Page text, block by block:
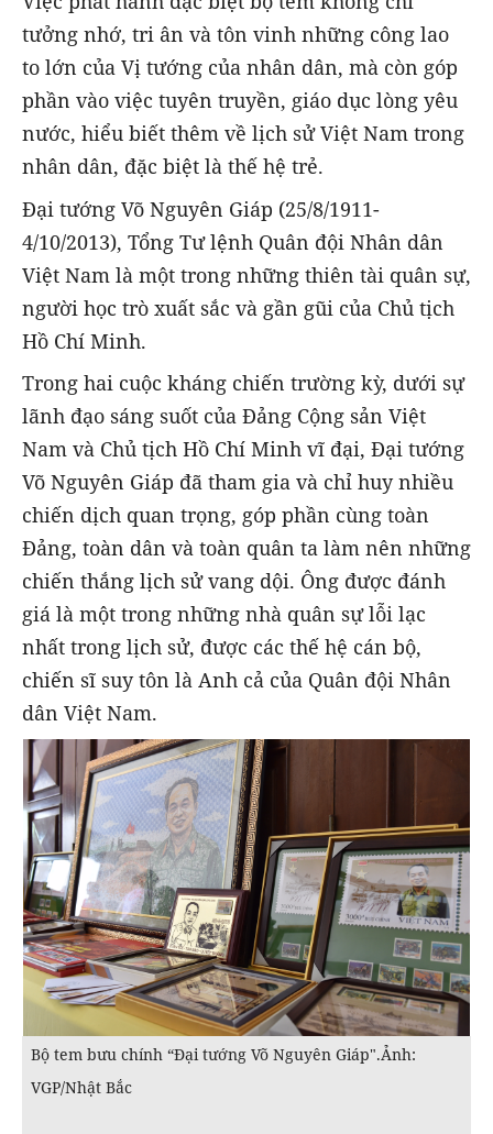
tưởng nhớ, tri ân và tôn vinh những công lao
to lớn của Vị tướng của nhân dân, mà còn góp
phần vào việc tuyên truyền, giáo dục lòng yêu
nước, hiểu biết thêm về lịch sử Việt Nam trong
nhân dân, đặc biệt là thế hệ trẻ.
Đại tướng Võ Nguyên Giáp (25/8/1911-
4/10/2013), Tổng Tư lệnh Quân đội Nhân dân
Việt Nam là một trong những thiên tài quân sự,
người học trò xuất sắc và gần gũi của Chủ tịch
Hồ Chí Minh.
Trong hai cuộc kháng chiến trường kỳ, dưới sự
lãnh đạo sáng suốt của Đảng Cộng sản Việt
Nam và Chủ tịch Hồ Chí Minh vĩ đại, Đại tướng
Võ Nguyên Giáp đã tham gia và chỉ huy nhiều
chiến dịch quan trọng, góp phần cùng toàn
Đảng, toàn dân và toàn quân ta làm nên những
chiến thắng lịch sử vang dội. Ông được đánh
giá là một trong những nhà quân sự lỗi lạc
nhất trong lịch sử, được các thế hệ cán bộ,
chiến sĩ suy tôn là Anh cả của Quân đội Nhân
dân Việt Nam.
Bộ tem bưu chính “Đại tướng Võ Nguyên Giáp".Ảnh:
VGP/Nhật Bắc